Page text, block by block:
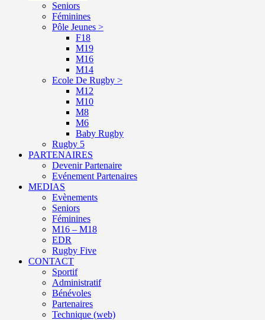
Seniors
Féminines
Pôle Jeunes >
F18
M19
M16
M14
Ecole De Rugby >
M12
M10
M8
M6
Baby Rugby
Rugby 5
PARTENAIRES
Devenir Partenaire
Evénement Partenaires
MEDIAS
Evènements
Seniors
Féminines
M16 – M18
EDR
Rugby Five
CONTACT
Sportif
Administratif
Bénévoles
Partenaires
Technique (web)